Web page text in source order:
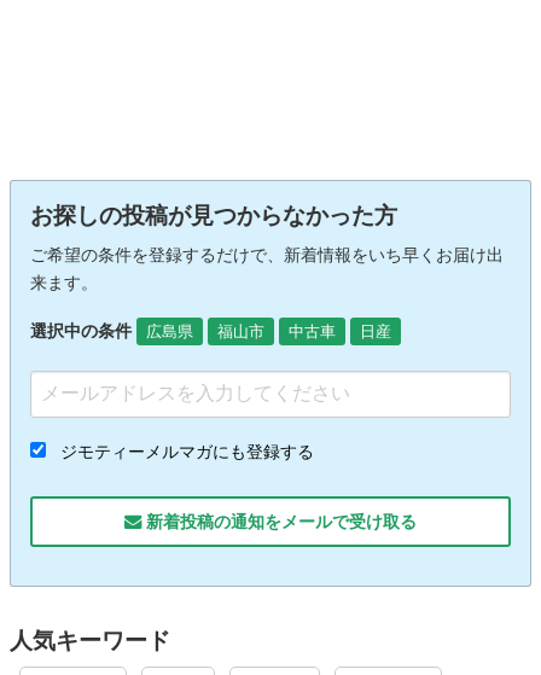
お探しの投稿が見つからなかった方
ご希望の条件を登録するだけで、新着情報をいち早くお届け出
来ます。
選択中の条件 広島県 福山市 中古車 日産
ジモティーメルマガにも登録する
新着投稿の通知をメールで受け取る
人気キーワード